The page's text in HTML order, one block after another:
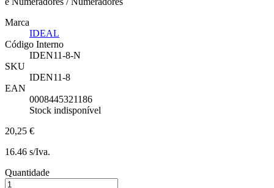
Marca
IDEAL
Código Interno
IDEN11-8-N
SKU
IDEN11-8
EAN
0008445321186
Stock indisponível
20,25 €
16.46 s/Iva.
Quantidade